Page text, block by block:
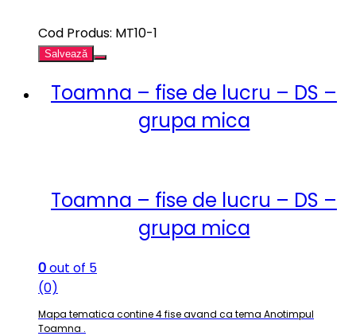
Cod Produs: MT10-1
Salvează
Toamna – fise de lucru – DS –
grupa mica
Toamna – fise de lucru – DS –
grupa mica
0out of 5
(0)
Mapa tematica contine 4 fise avand ca tema Anotimpul
Toamna .